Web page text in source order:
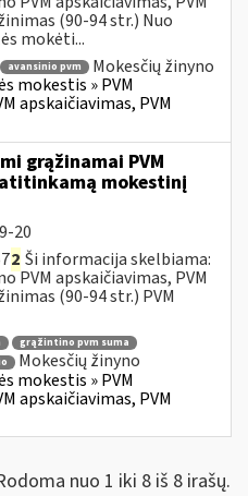
(90-94 str.) Nuo
mokėti...
avansinio pvm
Mokesčių žinyno
mokestis » PVM
apskaičiavimas, PVM
grąžinamai PVM
mokestinį
20
2 Ši informacija skelbiama:
PVM apskaičiavimas, PVM
(90-94 str.) PVM
grąžintino pvm suma
Mokesčių žinyno
mokestis » PVM
apskaičiavimas, PVM
nuo 1 iki 8 iš 8 irašų.